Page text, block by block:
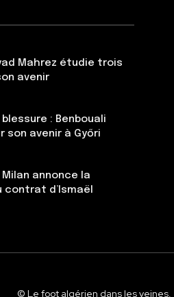
Mahrez étudie trois
avenir
: Benbouali
son avenir à Győri
Milan annonce la
d’Ismaël
© Le foot algérien dans les veines.